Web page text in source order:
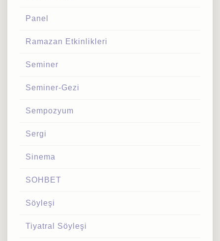
Panel
Ramazan Etkinlikleri
Seminer
Seminer-Gezi
Sempozyum
Sergi
Sinema
SOHBET
Söyleşi
Tiyatral Söyleşi